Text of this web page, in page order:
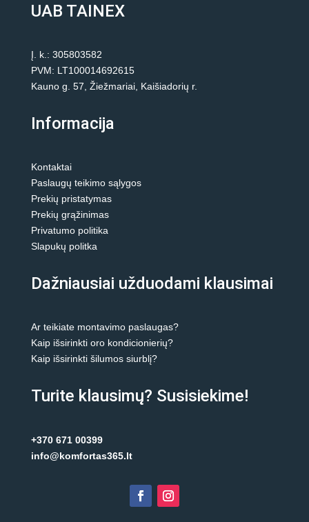
UAB TAINEX
Į. k.: 305803582
PVM: LT100014692615
Kauno g. 57, Žiežmariai, Kaišiadorių r.
Informacija
Kontaktai
Paslaugų teikimo sąlygos
Prekių pristatymas
Prekių grąžinimas
Privatumo politika
Slapukų politka
Dažniausiai užduodami klausimai
Ar teikiate montavimo paslaugas?
Kaip išsirinkti oro kondicionierių?
Kaip išsirinkti šilumos siurblį?
Turite klausimų? Susisiekime!
+370 671 00399
info@komfortas365.lt